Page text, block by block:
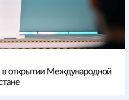
в открытии Международной